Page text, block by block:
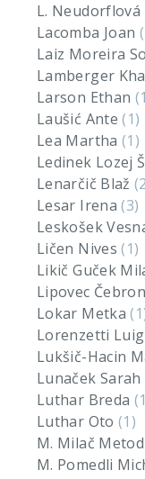
L. Neudorflová
Lacomba Joan
Laiz Moreira
Lamberger
Larson Ethan
Laušić Ante(1)
Lea Martha (1)
Ledinek Lozej
Lenarčič Blaž
Lesar Irena(3)
Leskošek
Ličen Nives(1)
Likič Guček
Lipovec
Lokar Metka
Lorenzetti
Lukšič-Hacin
Lunaček Sarah
Luthar Breda
Luthar Oto (1)
M. Milač
M. Pomedli